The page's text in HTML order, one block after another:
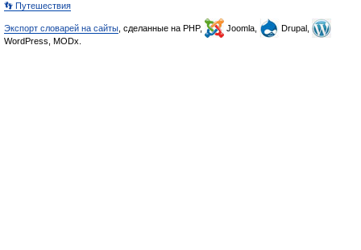
👣 Путешествия
Экспорт словарей на сайты , сделанные на PHP, Joomla,
Drupal,
WordPress, MODx.